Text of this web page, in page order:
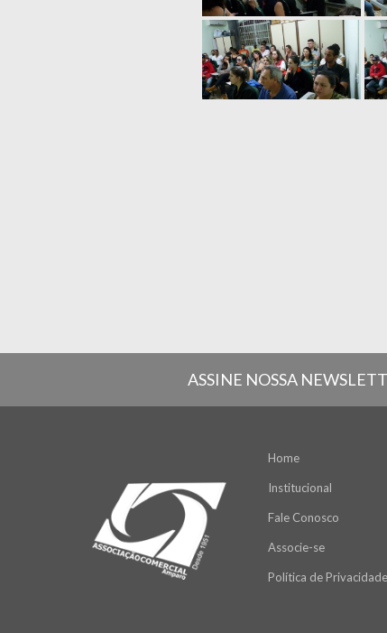
ASSINE NOSSA
Home
Institucional
Fale Conosco
Associe-se
Política de Privacidade